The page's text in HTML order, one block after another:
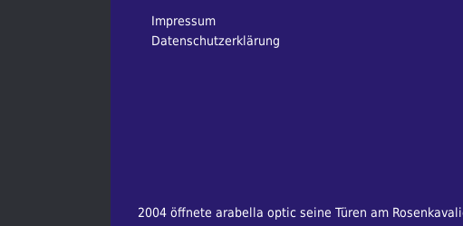
Impressum
Datenschutzerklärung
2004 öffnete arabella optic seine Türen am